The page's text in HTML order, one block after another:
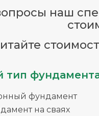
наш
тип
фундамент
на сваях